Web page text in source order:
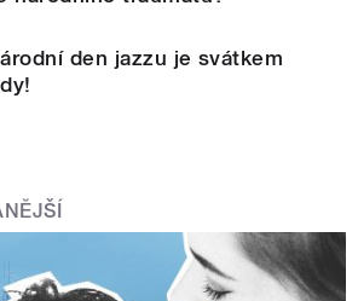
den jazzu je svátkem